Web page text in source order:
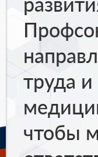
труда
чтобы